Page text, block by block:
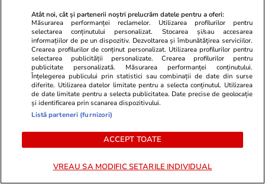
ZiaruldeIasi.ro
Motivul interesant pentru care o
elevă din rural cu o medie de top
la Evaluarea Națională a ales un
nebuloasă și pentru noi”
Fanatik.ro
fotbalist a
Atât noi, cât și partenerii noștri prelucrăm datele pentru a oferi:
Măsurarea performanței reclamelor. Utilizarea profilurilor pentru
selectarea conținutului personalizat. Stocarea și/sau accesarea
informațiilor de pe un dispozitiv. Dezvoltarea și îmbunătățirea serviciilor.
Crearea profilurilor de conținut personalizat. Utilizarea profilurilor pentru
selectarea publicității personalizate. Crearea profilurilor pentru
publicitate personalizată. Măsurarea performanței conținutului.
Înțelegerea publicului prin statistici sau combinații de date din surse
diferite. Utilizarea datelor limitate pentru a selecta conținutul. Utilizarea
de date limitate pentru a selecta publicitatea. Date precise de geolocație
și identificarea prin scanarea dispozitivului.
Listă parteneri (furnizori)
ACCEPT TOATE
VREAU SA MODIFIC SETARILE INDIVIDUAL